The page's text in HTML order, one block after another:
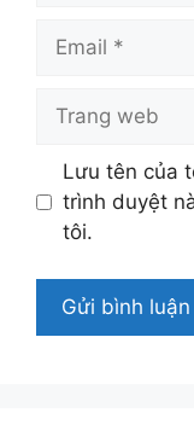
Email
Trang
Lưu tên của
trình duyệt
tôi.